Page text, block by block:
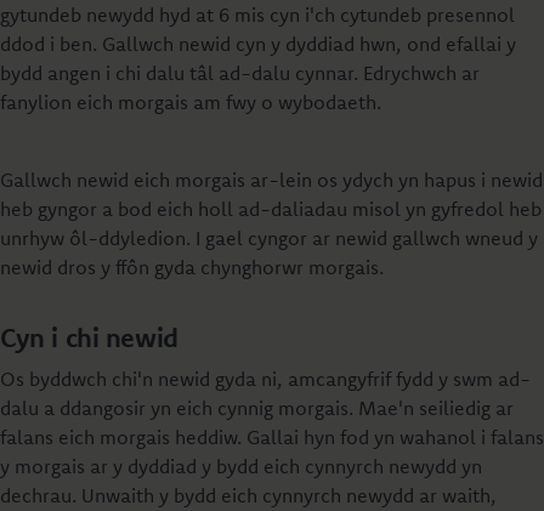
gytundeb newydd hyd at 6 mis cyn i'ch cytundeb presennol
ddod i ben. Gallwch newid cyn y dyddiad hwn, ond efallai y
bydd angen i chi dalu tâl ad-dalu cynnar. Edrychwch ar
fanylion eich morgais am fwy o wybodaeth.
Gallwch newid eich morgais ar-lein os ydych yn hapus i newid
heb gyngor a bod eich holl ad-daliadau misol yn gyfredol heb
unrhyw ôl-ddyledion. I gael cyngor ar newid gallwch wneud y
newid dros y ffôn gyda chynghorwr morgais.
Cyn i chi newid
Os byddwch chi'n newid gyda ni, amcangyfrif fydd y swm ad-
dalu a ddangosir yn eich cynnig morgais. Mae'n seiliedig ar
falans eich morgais heddiw. Gallai hyn fod yn wahanol i falans
y morgais ar y dyddiad y bydd eich cynnyrch newydd yn
dechrau. Unwaith y bydd eich cynnyrch newydd ar waith,